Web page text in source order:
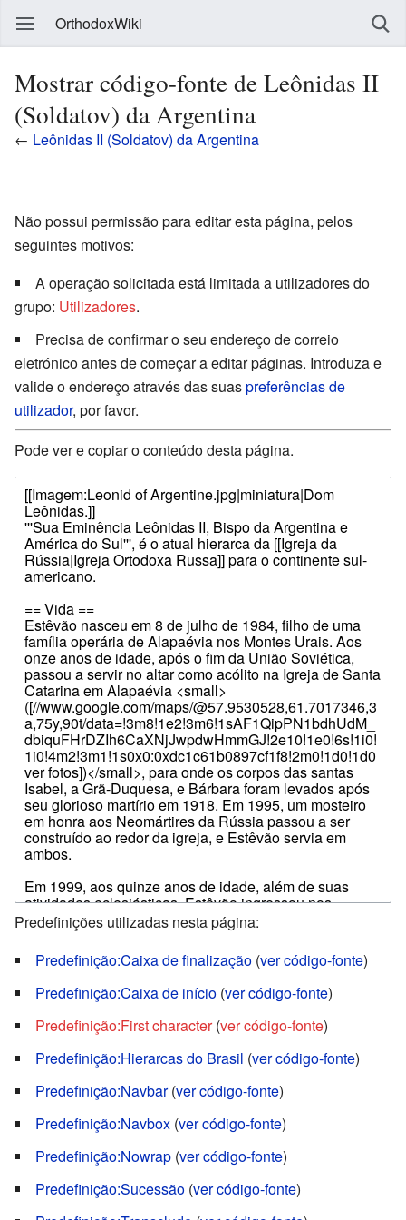
OrthodoxWiki
Mostrar código-fonte de Leônidas II
(Soldatov) da Argentina
← Leônidas II (Soldatov) da Argentina
Não possui permissão para editar esta página, pelos
seguintes motivos:
A operação solicitada está limitada a utilizadores do
grupo: Utilizadores.
Precisa de confirmar o seu endereço de correio
eletrónico antes de começar a editar páginas. Introduza e
valide o endereço através das suaspreferências de
utilizador, por favor.
Pode ver e copiar o conteúdo desta página.
Predefinições utilizadas nesta página:
Predefinição:Caixa de finalização (ver código-fonte)
Predefinição:Caixa de início (ver código-fonte)
Predefinição:First character(ver código-fonte)
Predefinição:Hierarcas do Brasil (ver código-fonte)
Predefinição:Navbar(ver código-fonte)
Predefinição:Navbox (ver código-fonte)
Predefinição:Nowrap (ver código-fonte)
Predefinição:Sucessão (ver código-fonte)